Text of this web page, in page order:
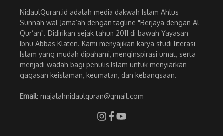
NidaulQuran.id adalah media dakwah Islam Ahlus
Sunnah wal Jama’ah dengan tagline "Berjaya dengan Al-
Qur’an". Didirikan sejak tahun 2011 di bawah Yayasan
Ibnu Abbas Klaten. Kami menyajikan karya studi literasi
Islam yang mudah dipahami, menginspirasi umat, serta
menjadi wadah bagi penulis Islam untuk menyiarkan
gagasan keislaman, keumatan, dan kebangsaan.
Email: majalahnidaulquran@gmail.com